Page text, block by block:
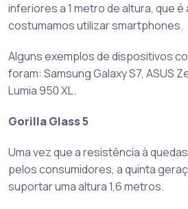
inferiores a 1 metro de altura, que é
costumamos utilizar smartphones.
Alguns exemplos de dispositivos
foram: Samsung Galaxy S7, ASUS
Lumia 950 XL.
Gorilla Glass 5
Uma vez que a resistência à
pelos consumidores, a quinta
suportar uma altura 1,6 metros.